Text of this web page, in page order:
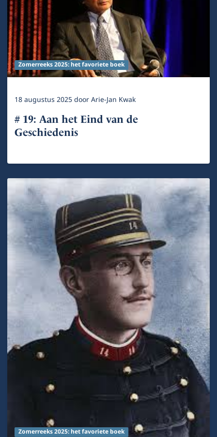
Zomerreeks 2025: het favoriete boek
18 augustus 2025doorArie-Jan Kwak
# 19: Aan het Eind van de
Geschiedenis
Zomerreeks 2025: het favoriete boek